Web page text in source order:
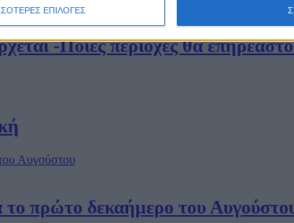
ΕΠΙΛΟΓΕΣ
-Ποιες περιοχές θα
πρώτο δεκαήμερο του